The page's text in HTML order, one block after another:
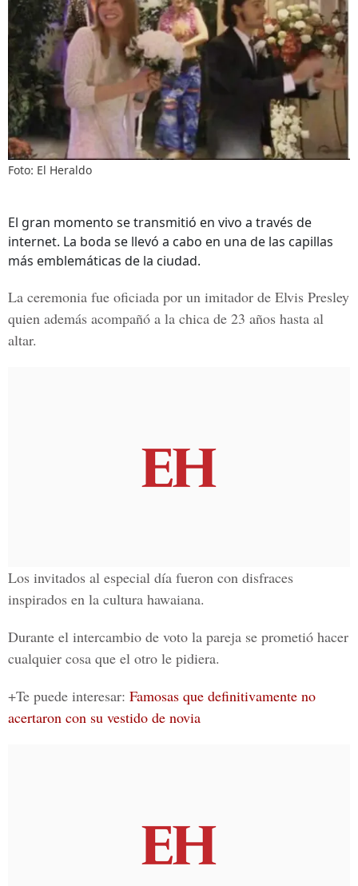
Foto: El Heraldo
El gran momento se transmitió en vivo a través de
internet. La boda se llevó a cabo en una de las capillas
más emblemáticas de la ciudad.
La ceremonia fue oficiada por un imitador de Elvis Presley
quien además acompañó a la chica de 23 años hasta al
altar.
Los invitados al especial día fueron con disfraces
inspirados en la cultura hawaiana.
Durante el intercambio de voto la pareja se prometió hacer
cualquier cosa que el otro le pidiera.
+Te puede interesar: Famosas que definitivamente no
acertaron con su vestido de novia